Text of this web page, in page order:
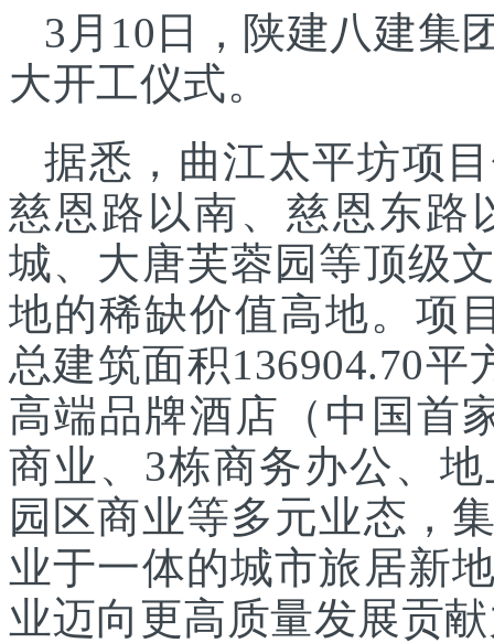
3月10日，陕建八建集
大开工仪式。
据悉，曲江太平坊项
慈恩路以南、慈恩东路
城、大唐芙蓉园等顶级
地的稀缺价值高地。项
总建筑面积136904.70
高端品牌酒店（中国首
商业、3栋商务办公、
园区商业等多元业态，
业于一体的城市旅居新
业迈向更高质量发展贡